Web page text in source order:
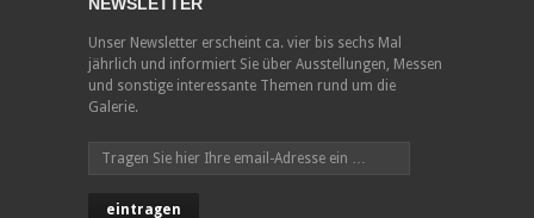
Unser Newsletter erscheint ca. vier bis sechs Mal
jährlich und informiert Sie über Ausstellungen, Messen
und sonstige interessante Themen rund um die
Galerie.